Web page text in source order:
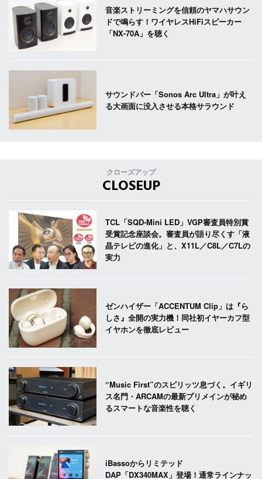
音楽ストリーミングを信頼のヤマハサウン
ドで鳴らす！ワイヤレスHiFiスピーカー
「NX-70A」を聴く
サウンドバー「Sonos Arc Ultra」が叶え
る大画面に没入させる本格サラウンド
クローズアップ
CLOSEUP
TCL「SQD-Mini LED」VGP審査員特別賞
受賞記念座談会。審査員が語り尽くす「液
晶テレビの進化」と、X11L／C8L／C7Lの
実力
ゼンハイザー「ACCENTUM Clip」は『ら
しさ』全開の実力機！同社初イヤーカフ型
イヤホンを徹底レビュー
“Music First”のスピリッツ息づく。イギリ
ス名門・ARCAMの最新プリメインが秘め
るスマートな音楽性を聴く
iBassoからリミテッド
DAP「DX340MAX」登場！通常ラインナッ